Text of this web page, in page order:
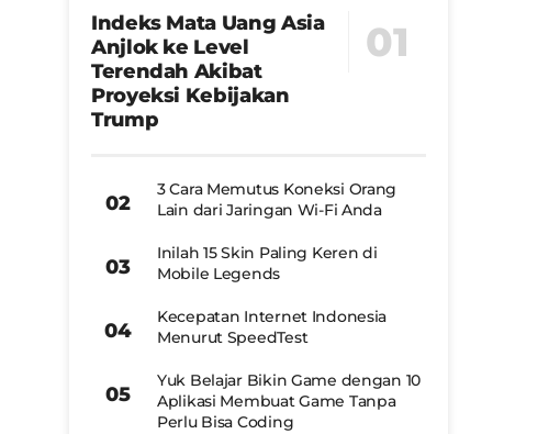
Indeks Mata Uang Asia
Anjlok ke Level
Terendah Akibat
Proyeksi Kebijakan
Trump
3 Cara Memutus Koneksi Orang
Lain dari Jaringan Wi-Fi Anda
Inilah 15 Skin Paling Keren di
Mobile Legends
Kecepatan Internet Indonesia
Menurut SpeedTest
Yuk Belajar Bikin Game dengan 10
Aplikasi Membuat Game Tanpa
Perlu Bisa Coding